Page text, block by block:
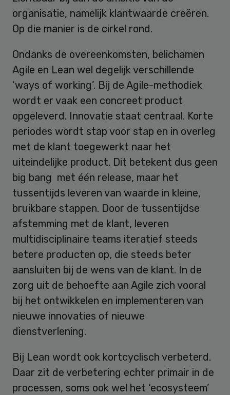
organisatie, namelijk klantwaarde creëren.
Op die manier is de cirkel rond.
Ondanks de overeenkomsten, belichamen
Agile en Lean wel degelijk verschillende
‘ways of working’. Bij de Agile-methodiek
wordt er vaak een concreet product
opgeleverd. Innovatie staat centraal. Korte
periodes wordt stap voor stap en in overleg
met de klant toegewerkt naar het
uiteindelijke product. Dit betekent dus geen
big bang met één release, maar het
tussentijds leveren van waarde in kleine,
bruikbare stappen. Door de tussentijdse
afstemming met de klant, leveren
multidisciplinaire teams iteratief steeds
betere producten op, die steeds beter
aansluiten bij de wens van de klant. In de
zorg uit de behoefte aan Agile zich vooral
bij het ontwikkelen en implementeren van
nieuwe innovaties of nieuwe
dienstverlening.
Bij Lean wordt ook kortcyclisch verbeterd.
Daar zit de verbetering echter primair in de
processen, soms ook wel het ‘ecosysteem’